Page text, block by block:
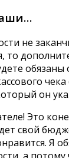
не
то
обязаны
он
Это
свой
Я